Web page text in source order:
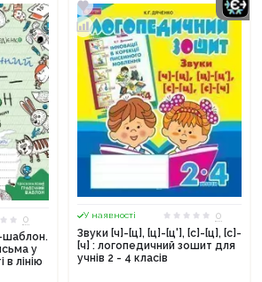
0
шаблон.
у
лінію
У наявності
0
Звуки [ч]-[ц], [ц]-[ц'], [с]-[ц], [с]-
[ч] : логопедичний зошит для
учнів 2 - 4 класів